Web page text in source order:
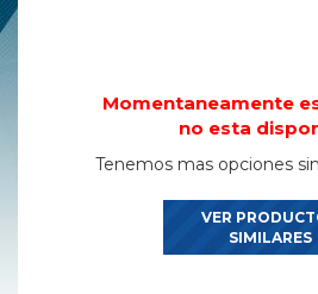
Momentaneamente
no esta
Tenemos mas opciones
VER
SIMILARES